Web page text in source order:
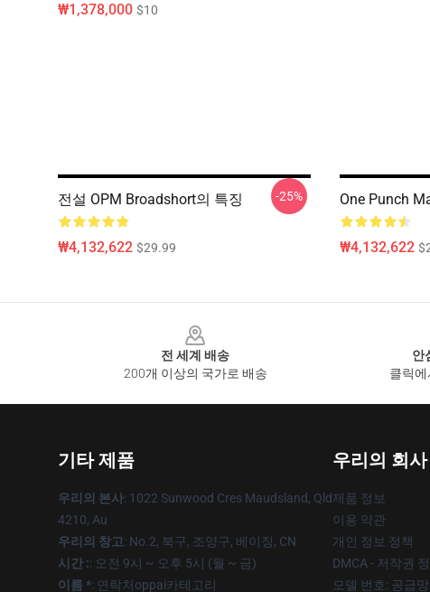
₩1,378,000 $10
전설 OPM Broadshort의 특징
₩4,132,622 $29.99
-25% One Punch
₩4,132,622
전 세계 배송
200개 이상의 국가로 배송
안
클릭
기타 제품
우리의 본사: 1022 Sunwood Cres Maudsland, Qld
4210, Au
우리의 창고: No.2, 북구, 조양구, 베이징, CN
시간 :: 오전 9시 ~ 오후 5시 (월 ~ 금)
이름 *: 연락처oppai카테고리
우리의 회사
제품 정보
이용 약관
개인 정보 정책
DMCA - 저작권
모델 번호: 공급